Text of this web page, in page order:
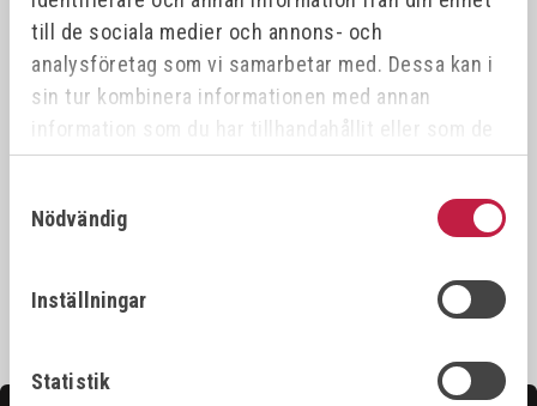
till de sociala medier och annons- och
analysföretag som vi samarbetar med. Dessa kan i
sin tur kombinera informationen med annan
information som du har tillhandahållit eller som de
har samlat in när du har använt deras tjänster.
Nödvändig
Inställningar
Statistik
SVETSVINKELMAGNET
STRONGHAND